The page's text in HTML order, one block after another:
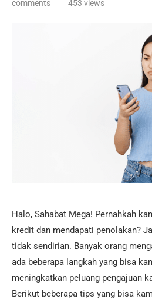
comments
453 views
Halo, Sahabat Mega! Pernahkah
kredit dan mendapati penolakan?
tidak sendirian. Banyak orang
ada beberapa langkah yang bisa
meningkatkan peluang pengajuan
Berikut beberapa tips yang bisa